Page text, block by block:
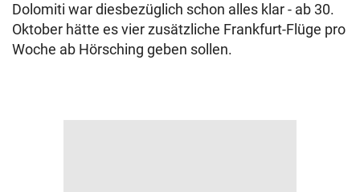
Dolomiti war diesbezüglich schon alles klar - ab 30.
Oktober hätte es vier zusätzliche Frankfurt-Flüge pro
Woche ab Hörsching geben sollen.